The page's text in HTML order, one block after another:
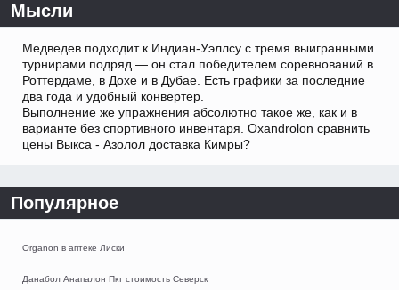
Мысли
Медведев подходит к Индиан-Уэллсу с тремя выигранными
турнирами подряд — он стал победителем соревнований в
Роттердаме, в Дохе и в Дубае. Есть графики за последние
два года и удобный конвертер.
Выполнение же упражнения абсолютно такое же, как и в
варианте без спортивного инвентаря. Oxandrolon сравнить
цены Выкса - Азолол доставка Кимры?
Популярное
Organon в аптеке Лиски
Данабол Анапалон Пкт стоимость Северск